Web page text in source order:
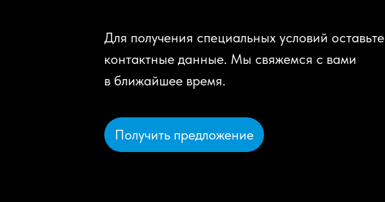
Для получения специальных условий оставьте
контактные данные. Мы свяжемся с вами
в ближайшее время.
Получить предложение